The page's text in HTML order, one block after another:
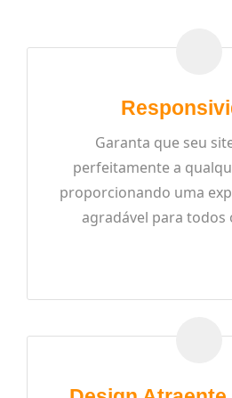
Garanta que seu
perfeitamente a
proporcionando uma
agradável para todos